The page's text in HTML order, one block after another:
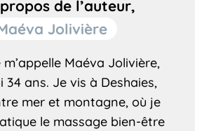
de l’auteur,
Jolivière
m’appelle Maéva Jolivière,
34 ans. Je vis à Deshaies,
mer et montagne, où je
le massage bien-être